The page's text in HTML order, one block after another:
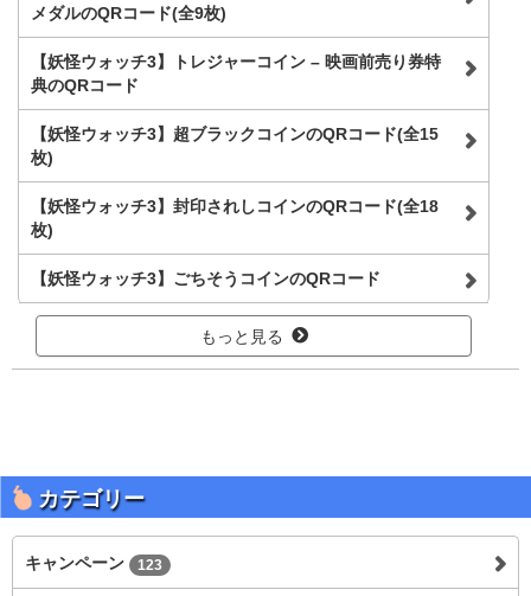
メダルのQRコード(全9枚)
【妖怪ウォッチ3】トレジャーコイン – 映画前売り券特
典のQRコード
【妖怪ウォッチ3】超ブラックコインのQRコード(全15
枚)
【妖怪ウォッチ3】封印されしコインのQRコード(全18
枚)
【妖怪ウォッチ3】ごちそうコインのQRコード
もっと見る
カテゴリー
キャンペーン 123